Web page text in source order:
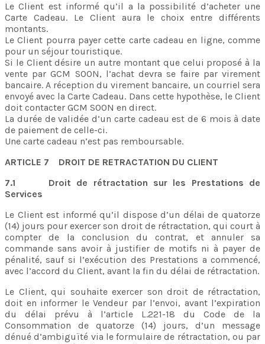
Le Client est informé qu’il a la possibilité d’acheter une
Carte Cadeau. Le Client aura le choix entre différents
montants.
Le Client pourra payer cette carte cadeau en ligne, comme
pour un séjour touristique.
Si le Client désire un autre montant que celui proposé à la
vente par GCM SOON, l’achat devra se faire par virement
bancaire. A réception du virement bancaire, un courriel sera
envoyé avec la Carte Cadeau. Dans cette hypothèse, le Client
doit contacter GCM SOON en direct.
La durée de validée d’un carte cadeau est de 6 mois à date
de paiement de celle-ci.
Une carte cadeau n’est pas remboursable.
ARTICLE 7 DROIT DE RETRACTATION DU CLIENT
7.1 Droit de rétractation sur les Prestations de
Services
Le Client est informé qu’il dispose d’un délai de quatorze
(14) jours pour exercer son droit de rétractation, qui court à
compter de la conclusion du contrat, et annuler sa
commande sans avoir à justifier de motifs ni à payer de
pénalité, sauf si l’exécution des Prestations a commencé,
avec l’accord du Client, avant la fin du délai de rétractation.
Le Client, qui souhaite exercer son droit de rétractation,
doit en informer le Vendeur par l’envoi, avant l’expiration
du délai prévu à l’article L.221-18 du Code de la
Consommation de quatorze (14) jours, d’un message
dénué d’ambiguïté via le formulaire de rétractation, ou par